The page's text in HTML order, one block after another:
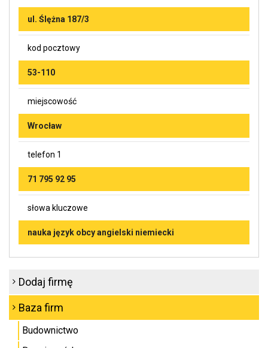
ul. Ślężna 187/3
kod pocztowy
53-110
miejscowość
Wrocław
telefon 1
71 795 92 95
słowa kluczowe
nauka język obcy angielski niemiecki
Dodaj firmę
Baza firm
Budownictwo